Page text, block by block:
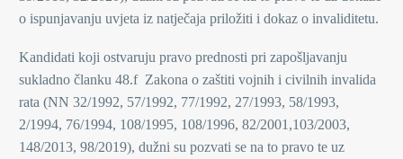
o ispunjavanju uvjeta iz natječaja priložiti i dokaz o invaliditetu.
Kandidati koji ostvaruju pravo prednosti pri zapošljavanju
sukladno članku 48.f Zakona o zaštiti vojnih i civilnih invalida
rata (NN 32/1992, 57/1992, 77/1992, 27/1993, 58/1993,
2/1994, 76/1994, 108/1995, 108/1996, 82/2001,103/2003,
148/2013, 98/2019), dužni su pozvati se na to pravo te uz